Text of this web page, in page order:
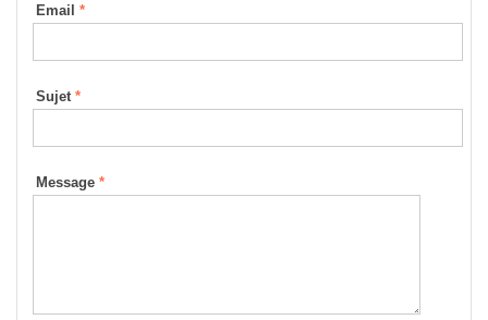
Email *
Sujet *
Message *